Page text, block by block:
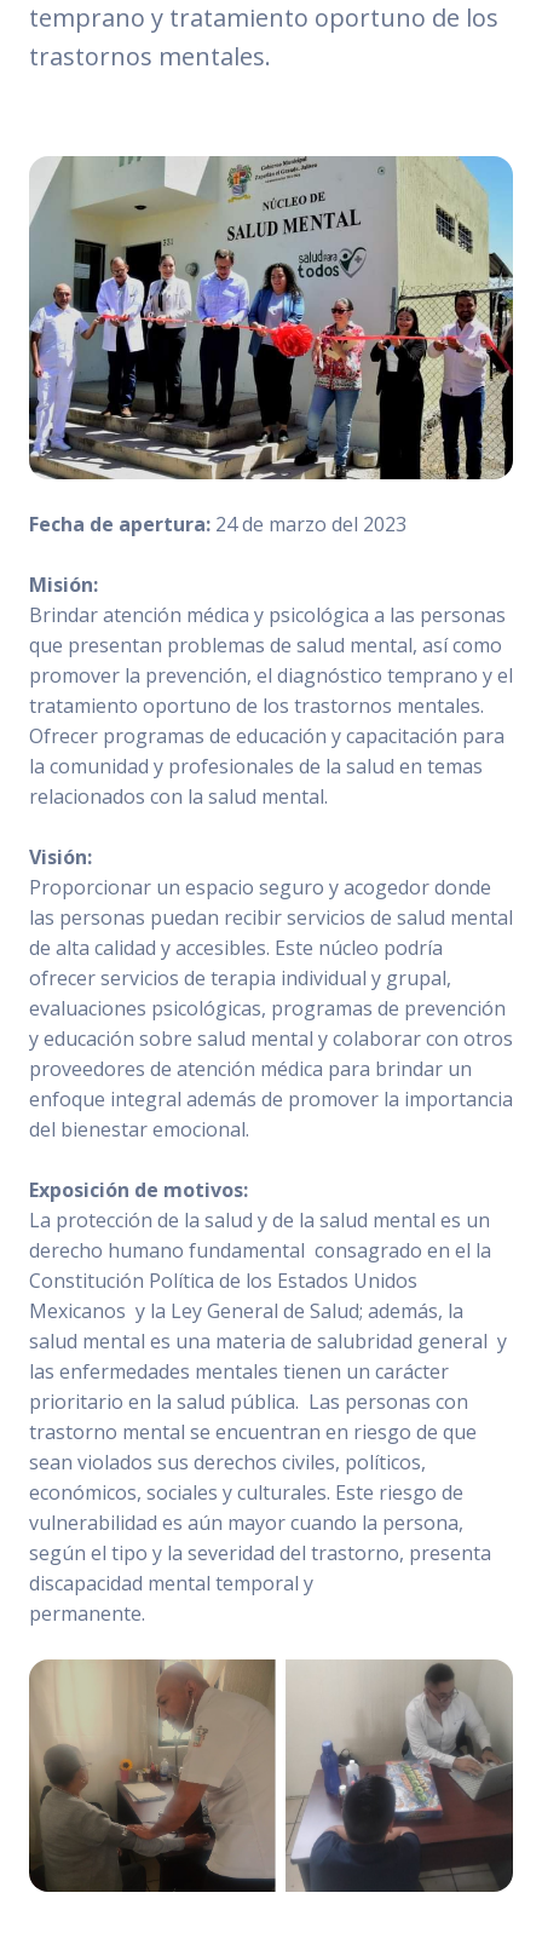
temprano y tratamiento oportuno de los
trastornos mentales.
Fecha de apertura: 24 de marzo del 2023
Misión:
Brindar atención médica y psicológica a las personas
que presentan problemas de salud mental, así como
promover la prevención, el diagnóstico temprano y el
tratamiento oportuno de los trastornos mentales.
Ofrecer programas de educación y capacitación para
la comunidad y profesionales de la salud en temas
relacionados con la salud mental.
Visión:
Proporcionar un espacio seguro y acogedor donde
las personas puedan recibir servicios de salud mental
de alta calidad y accesibles. Este núcleo podría
ofrecer servicios de terapia individual y grupal,
evaluaciones psicológicas, programas de prevención
y educación sobre salud mental y colaborar con otros
proveedores de atención médica para brindar un
enfoque integral además de promover la importancia
del bienestar emocional.
Exposición de motivos:
La protección de la salud y de la salud mental es un
derecho humano fundamental consagrado en el la
Constitución Política de los Estados Unidos
Mexicanos y la Ley General de Salud; además, la
salud mental es una materia de salubridad general y
las enfermedades mentales tienen un carácter
prioritario en la salud pública. Las personas con
trastorno mental se encuentran en riesgo de que
sean violados sus derechos civiles, políticos,
económicos, sociales y culturales. Este riesgo de
vulnerabilidad es aún mayor cuando la persona,
según el tipo y la severidad del trastorno, presenta
discapacidad mental temporal y